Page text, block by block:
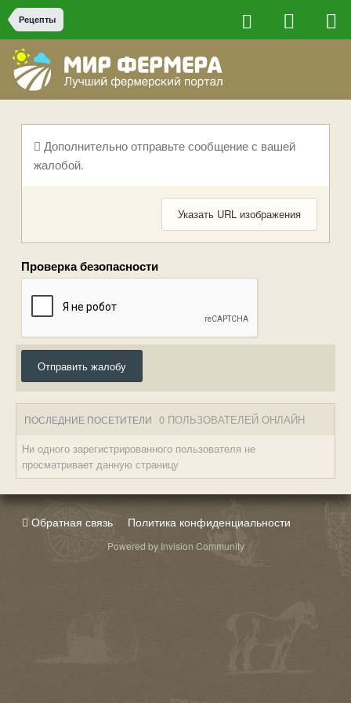
Рецепты
Дополнительно отправьте сообщение с вашей
жалобой.
Указать URL изображения
Проверка безопасности
Отправить жалобу
ПОСЛЕДНИЕ ПОСЕТИТЕЛИ 0 ПОЛЬЗОВАТЕЛЕЙ ОНЛАЙН
Ни одного зарегистрированного пользователя не
просматривает данную страницу
Обратная связь Политика конфиденциальности
Powered by Invision Community